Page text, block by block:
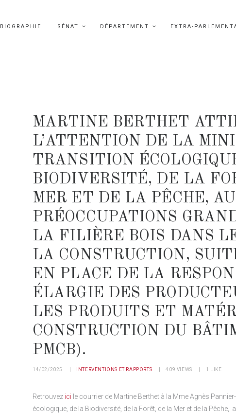
BIOGRAPHIE SÉNAT DÉPARTEMENT EXTRA-
MARTINE BERTHET
L’ATTENTION DE LA
TRANSITION
BIODIVERSITÉ, DE LA
MER ET DE LA PÊCHE,
PRÉOCCUPATIONS
LA FILIÈRE BOIS DANS
LA CONSTRUCTION,
EN PLACE DE LA
ÉLARGIE DES
LES PRODUITS ET
CONSTRUCTION DU
PMCB).
14/02/2025 INTERVENTIONS ET RAPPORTS 409 VIEWS 1 LIKE
Retrouvez ici le courrier de Martine Berthet à la Mme Agnès
écologique, de la Biodiversité, de la Forêt, de la Mer et de la